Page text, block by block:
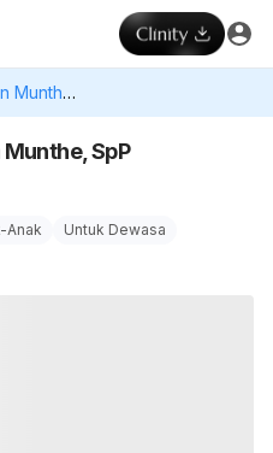
dr. Faber Kristian Munthe, SpP
SpP
Anak Untuk Dewasa